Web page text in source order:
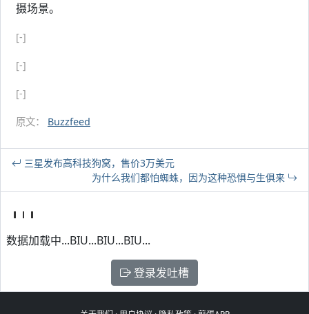
摄场景。
[-]
[-]
[-]
原文： Buzzfeed
三星发布高科技狗窝，售价3万美元
为什么我们都怕蜘蛛，因为这种恐惧与生俱来
数据加载中...BIU...BIU...BIU...
登录发吐槽